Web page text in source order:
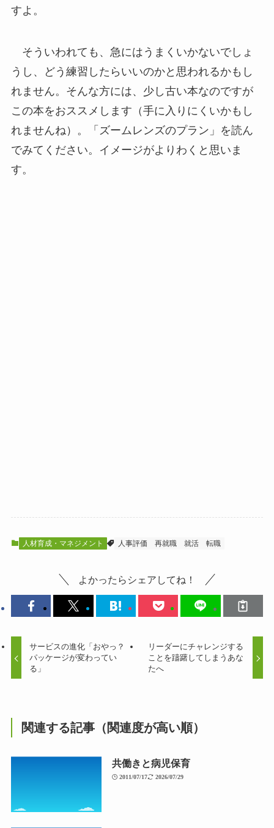
すよ。
そういわれても、急にはうまくいかないでしょ
うし、どう練習したらいいのかと思われるかもし
れません。そんな方には、少し古い本なのですが
この本をおススメします（手に入りにくいかもし
れませんね）。「ズームレンズのプラン」を読ん
でみてください。イメージがよりわくと思いま
す。
人材育成・マネジメント 人事評価 再就職 就活 転職
よかったらシェアしてね！
サービスの進化「おやっ？
パッケージが変わってい
る」
リーダーにチャレンジする
ことを躊躇してしまうあな
たへ
関連する記事（関連度が高い順）
共働きと病児保育
2011/07/17 2026/07/29